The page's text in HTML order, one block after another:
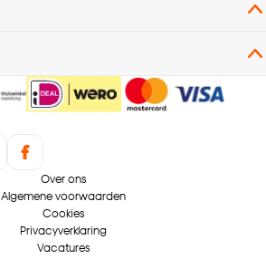
Over ons
Algemene voorwaarden
Cookies
Privacyverklaring
Vacatures